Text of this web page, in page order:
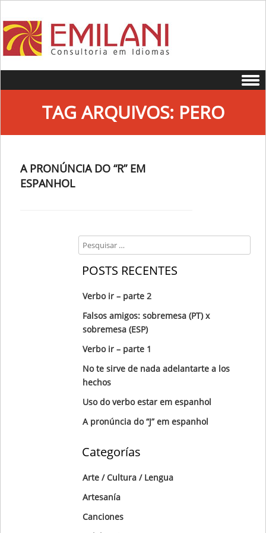
TAG ARQUIVOS: PERO
A PRONÚNCIA DO “R” EM
ESPANHOL
Search
POSTS RECENTES
Verbo ir – parte 2
Falsos amigos: sobremesa (PT) x
sobremesa (ESP)
Verbo ir – parte 1
No te sirve de nada adelantarte a los
hechos
Uso do verbo estar em espanhol
A pronúncia do “J” em espanhol
Categorías
Arte / Cultura / Lengua
Artesanía
Canciones